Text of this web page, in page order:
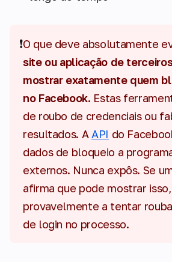
❗O que deve absolutamente
site ou aplicação de
mostrar exatamente quem
no Facebook. Estas
de roubo de credenciais ou
resultados. AAPI do
dados de bloqueio a
externos. Nunca expôs. Se
afirma que pode mostrar
provavelmente a tentar
de login no processo.